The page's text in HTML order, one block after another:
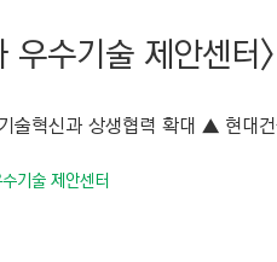
우수기술 제안센터
술혁신과 상생협력 확대 ▲ 현대
기술 제안센터